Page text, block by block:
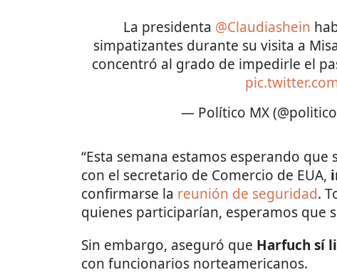
La presidenta @Claudiashein
simpatizantes durante su visita a
concentró al grado de impedirle el
— Político MX
“Esta semana estamos esperando
con el secretario de Comercio de EUA,
confirmarse la reunión de seguridad.
quienes participarían, esperamos que
Sin embargo, aseguró que Harfuch sí
con funcionarios norteamericanos.